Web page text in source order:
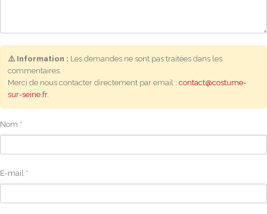
⚠️ Information : Les demandes ne sont pas traitées dans les
commentaires.
Merci de nous contacter directement par email : contact@costume-
sur-seine.fr.
Nom *
E-mail *